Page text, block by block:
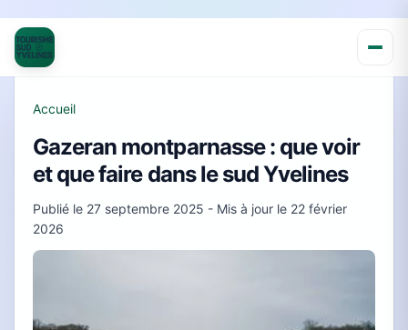
Accueil
Gazeran montparnasse : que voir
et que faire dans le sud Yvelines
Publié le 27 septembre 2025 - Mis à jour le 22 février
2026